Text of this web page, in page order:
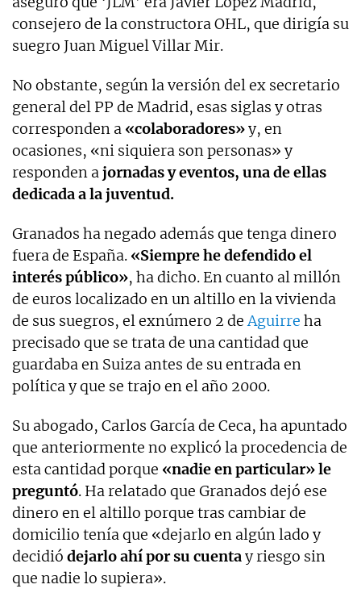
consejero de la constructora OHL, que dirigía su
suegro Juan Miguel Villar Mir.
No obstante, según la versión del ex secretario
general del PP de Madrid, esas siglas y otras
corresponden a «colaboradores»y, en
ocasiones, «ni siquiera son personas» y
responden ajornadas y eventos, una de ellas
dedicada a la juventud.
Granados ha negado además que tenga dinero
fuera de España. «Siempre he defendido el
interés público», ha dicho. En cuanto al millón
de euros localizado en un altillo en la vivienda
de sus suegros, el exnúmero 2 deAguirre ha
precisado que se trata de una cantidad que
guardaba en Suiza antes de su entrada en
política y que se trajo en el año 2000.
Su abogado, Carlos García de Ceca, ha apuntado
que anteriormente no explicó la procedencia de
esta cantidad porque «nadie en particular» le
preguntó. Ha relatado que Granados dejó ese
dinero en el altillo porque tras cambiar de
domicilio tenía que «dejarlo en algún lado y
decidió dejarlo ahí por su cuentay riesgo sin
que nadie lo supiera».